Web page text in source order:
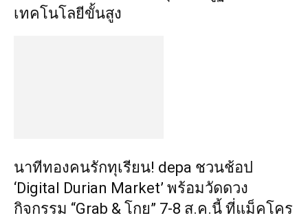
เทคโนโลยีขั้นสูง
นาทีทองคนรักทุเรียน! depa ชวนช้อป
‘Digital Durian Market’ พร้อมวัดดวง
กิจกรรม “Grab & โกย” 7-8 ส.ค.นี้ ที่แม็คโคร